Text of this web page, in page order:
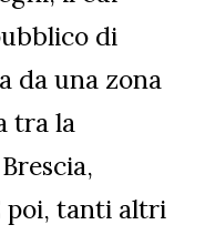
di
da una zona
tra la
poi, tanti altri